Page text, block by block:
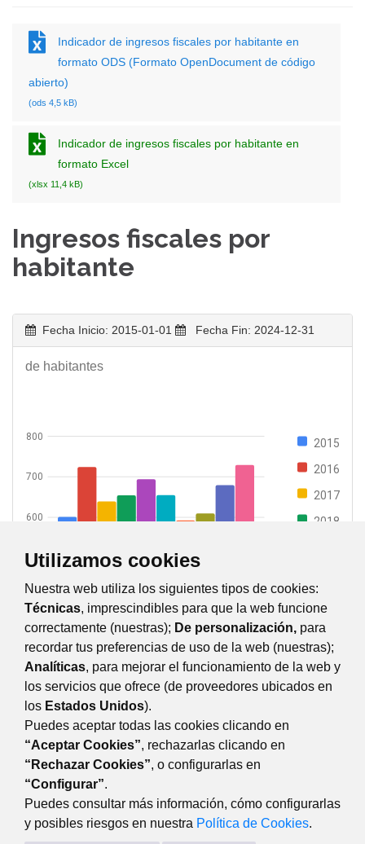
Utilizamos cookies
Nuestra web utiliza los siguientes tipos de cookies:
Técnicas, imprescindibles para que la web funcione
correctamente (nuestras); De personalización, para
recordar tus preferencias de uso de la web (nuestras);
Analíticas, para mejorar el funcionamiento de la web y
los servicios que ofrece (de proveedores ubicados en
los Estados Unidos).
Puedes aceptar todas las cookies clicando en
“Aceptar Cookies”, rechazarlas clicando en
“Rechazar Cookies”, o configurarlas en
“Configurar”.
Puedes consultar más información, cómo configurarlas
y posibles riesgos en nuestra Política de Cookies.
Indicador de ingresos fiscales por habitante en
formato ODS (Formato OpenDocument de código
abierto)
(ods 4,5 kB)
Indicador de ingresos fiscales por habitante en
formato Excel
(xlsx 11,4 kB)
Ingresos fiscales por
habitante
Fecha Inicio: 2015-01-01 Fecha Fin: 2024-12-31
Ingresos fiscales por habitante (en Euros) = Derechos
de habitantes
2015
2016
2017
2018
2022
2023
2024
0
100
200
500
600
700
800
TRANSPARENCIA